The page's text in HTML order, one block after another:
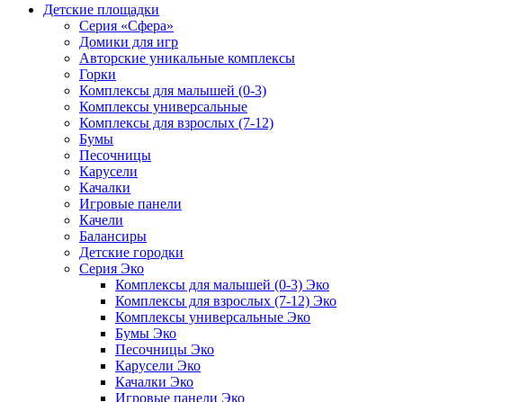
Детские площадки
Серия «Сфера»
Домики для игр
Авторские уникальные комплексы
Горки
Комплексы для малышей (0-3)
Комплексы универсальные
Комплексы для взрослых (7-12)
Бумы
Песочницы
Карусели
Качалки
Игровые панели
Качели
Балансиры
Детские городки
Серия Эко
Комплексы для малышей (0-3) Эко
Комплексы для взрослых (7-12) Эко
Комплексы универсальные Эко
Бумы Эко
Песочницы Эко
Карусели Эко
Качалки Эко
Игровые панели Эко